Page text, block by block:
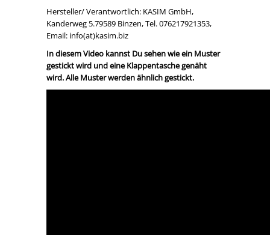
Hersteller/ Verantwortlich: KASIM GmbH,
Kanderweg 5.79589 Binzen, Tel. 076217921353,
Email: info(at)kasim.biz
In diesem Video kannst Du sehen wie ein Muster
gestickt wird und eine Klappentasche genäht
wird. Alle Muster werden ähnlich gestickt.